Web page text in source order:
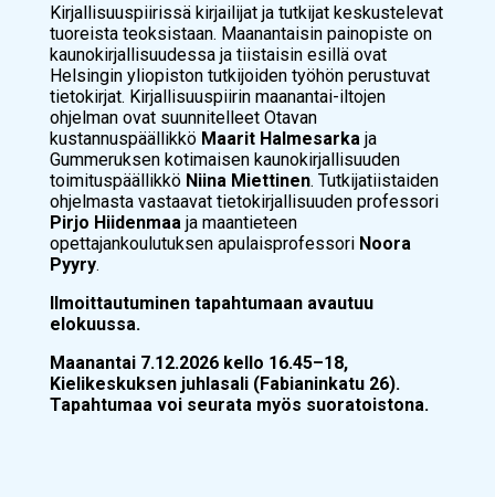
Kirjallisuuspiirissä kirjailijat ja tutkijat keskustelevat
tuoreista teoksistaan. Maanantaisin painopiste on
kaunokirjallisuudessa ja tiistaisin esillä ovat
Helsingin yliopiston tutkijoiden työhön perustuvat
tietokirjat. Kirjallisuuspiirin maanantai-iltojen
ohjelman ovat suunnitelleet Otavan
kustannuspäällikkö Maarit Halmesarkaja
Gummeruksen kotimaisen kaunokirjallisuuden
toimituspäällikkö Niina Miettinen. Tutkijatiistaiden
ohjelmasta vastaavat tietokirjallisuuden professori
Pirjo Hiidenmaaja maantieteen
opettajankoulutuksen apulaisprofessori Noora
Pyyry.
Ilmoittautuminen tapahtumaan avautuu
elokuussa.
Maanantai 7.12.2026 kello 16.45–18,
Kielikeskuksen juhlasali (Fabianinkatu 26).
Tapahtumaa voi seurata myös suoratoistona.